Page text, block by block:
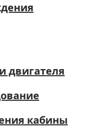
двигателя
кабины